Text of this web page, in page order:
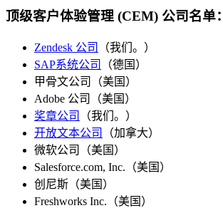
顶级客户体验管理 (CEM) 公司名单：
Zendesk 公司
（我们。）
SAP系统公司
（德国）
甲骨文公司（美国）
Adobe 公司（美国）
奖章公司
（我们。）
开放文本公司
（加拿大）
微软公司（美国）
Salesforce.com, Inc.（美国）
创尼斯（美国）
Freshworks Inc.（美国）